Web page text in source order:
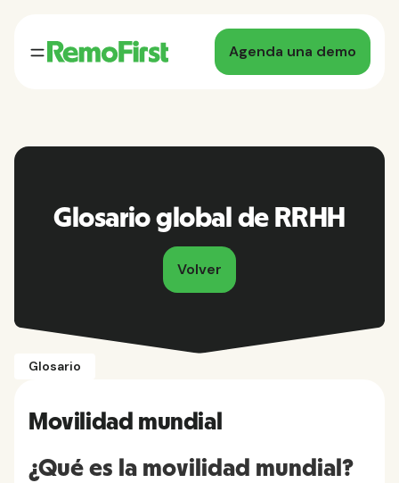
Agenda una demo
Glosario global de RRHH
Volver
Glosario
Movilidad mundial
¿Qué es la movilidad mundial?